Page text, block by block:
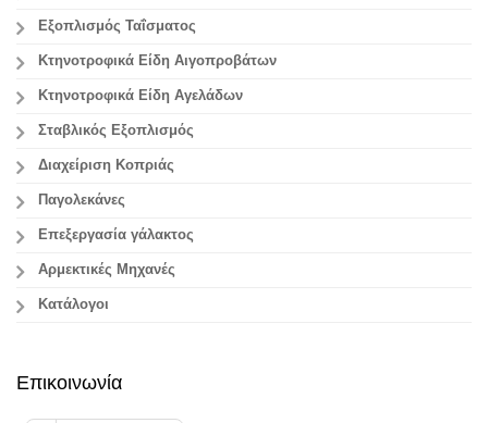
Εξοπλισμός Ταΐσματος
Κτηνοτροφικά Είδη Αιγοπροβάτων
Κτηνοτροφικά Είδη Αγελάδων
Σταβλικός Εξοπλισμός
Διαχείριση Κοπριάς
Παγολεκάνες
Επεξεργασία γάλακτος
Aρμεκτικές Μηχανές
Κατάλογοι
Επικοινωνία